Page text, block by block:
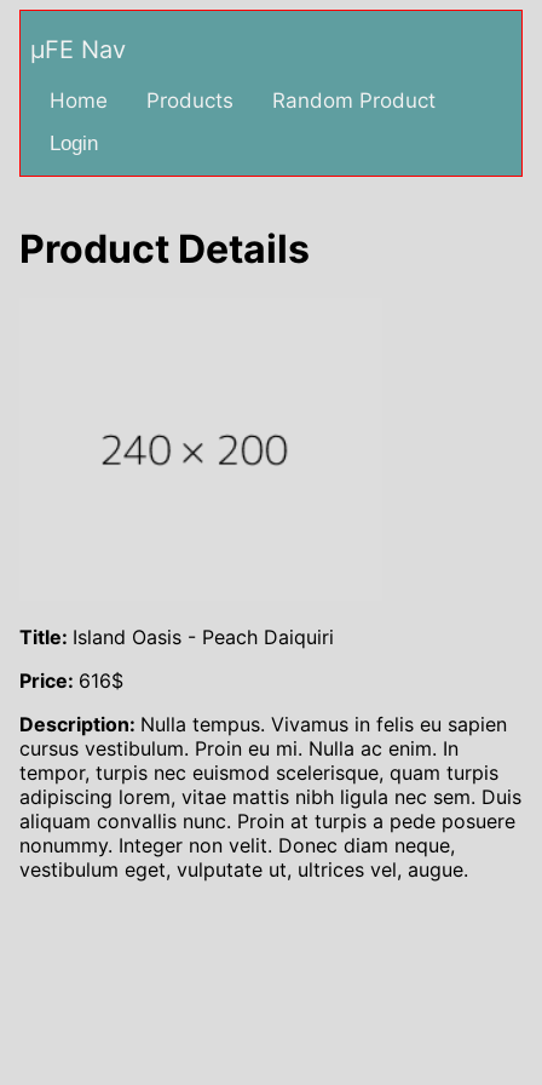
µFE Nav
Home Products Random Product
Login
Product Details
Title: Island Oasis - Peach Daiquiri
Price: 616$
Description: Nulla tempus. Vivamus in felis eu sapien
cursus vestibulum. Proin eu mi. Nulla ac enim. In
tempor, turpis nec euismod scelerisque, quam turpis
adipiscing lorem, vitae mattis nibh ligula nec sem. Duis
aliquam convallis nunc. Proin at turpis a pede posuere
nonummy. Integer non velit. Donec diam neque,
vestibulum eget, vulputate ut, ultrices vel, augue.